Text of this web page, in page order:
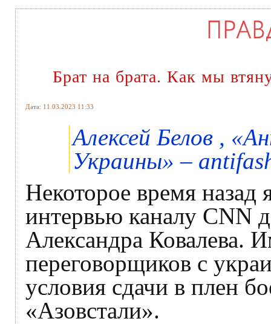
Брат на брата. Как мы
Дата: 11.03.2023 11:33
Алексей Белов ,
Украины» –
Некоторое время назад
интервью каналу CNN
Александра Ковалева.
переговорщиков с
условия сдачи в плен
«Азовстали».